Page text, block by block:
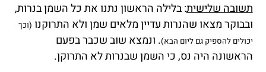
תשובה שלישית: בלילה הראשון נתנו את כל השמן בנרות,
ובבוקר מצאו שהנרות עדיין מלאים שמן ולא התרוקנו (וכך
יכולים להספיק גם ליום הבא). ונמצא שוב שכבר בפעם
הראשונה היה נס, כי השמן שבנרות לא התרוקן.